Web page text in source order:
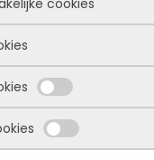
we in een woning
En de begane
reno
HET
zorgen ervoor dat de
Ze zijn dus altijd
worden uitgezet.
als jij iets doet,
formulier invullen of je
opslaan. Je
zien we hoe vaak
waar bezoekers
pagina’s populair
de website blijven
onthouden jouw
taalkeuze of